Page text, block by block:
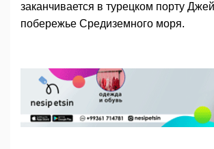
заканчивается в турецком порту
побережье Средиземного моря.